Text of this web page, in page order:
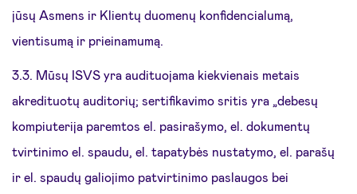
jūsų Asmens ir Klientų duomenų konfidencialumą,
vientisumą ir prieinamumą.
3.3. Mūsų ISVS yra audituojama kiekvienais metais
akredituotų auditorių; sertifikavimo sritis yra „debesų
kompiuterija paremtos el. pasirašymo, el. dokumentų
tvirtinimo el. spaudu, el. tapatybės nustatymo, el. parašų
ir el. spaudų galiojimo patvirtinimo paslaugos bei